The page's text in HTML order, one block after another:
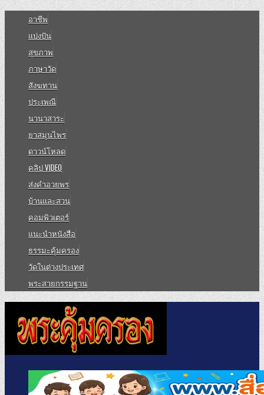
อาชีพ
แบ่งปัน
สุขภาพ
ภาษาวัด
สังฆทาน
ประเพณี
นานาสาระ
ยาสมุนไพร
ดาวน์โหลด
คลิป VIDEO
ส่งคำอวยพร
บ้านและสวน
คอมพิวเตอร์
แนะนำหนังสือ
ธรรมะคุ้มครอง
วัดในต่างประเทศ
พระสายกรรมฐาน